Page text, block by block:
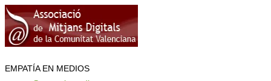
EMPATÍA EN MEDIOS